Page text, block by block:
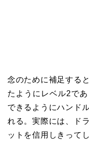
念のために補足する
たようにレベル2で
できるようにハンド
れる。実際には、ド
ットを信用しきって